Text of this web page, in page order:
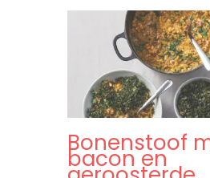
Bonenstoof
bacon en